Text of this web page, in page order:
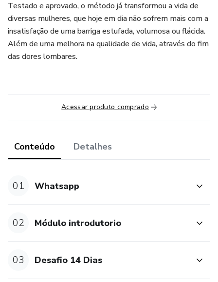
Testado e aprovado, o método já transformou a vida de
diversas mulheres, que hoje em dia não sofrem mais com a
insatisfação de uma barriga estufada, volumosa ou flácida.
Além de uma melhora na qualidade de vida, através do fim
das dores lombares.
Acessar produto comprado
Conteúdo Detalhes
01 Whatsapp
02 Módulo introdutorio
03 Desafio 14 Dias